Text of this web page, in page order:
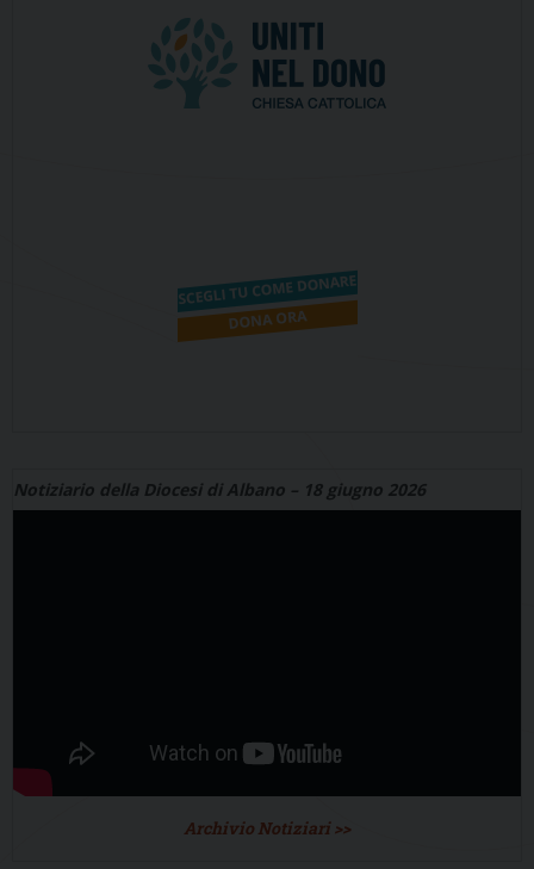
Notiziario della Diocesi di Albano – 18 giugno 2026
Archivio Notiziari >>